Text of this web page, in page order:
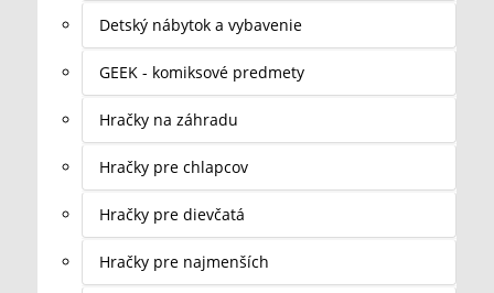
Detský nábytok a vybavenie
GEEK - komiksové predmety
Hračky na záhradu
Hračky pre chlapcov
Hračky pre dievčatá
Hračky pre najmenších